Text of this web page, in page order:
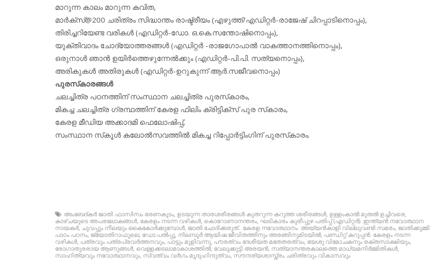
മാറുന്ന കാലം മാറുന്ന കവിത,
മാര്‍ക്‌സ്@200 ചരിത്രം സിദ്ധാന്തം രാഷ്ട്രീയം (എഴുത്ത്/എഡിറ്റര്‍-രാജേഷ് ചിറപ്പാടിനൊപ്പം),
തിരിച്ചറിയേണ്ട വരികള്‍ (എഡിറ്റര്‍-ഡോ. ഒ.കെ.സന്തോഷിനൊപ്പം),
യുക്തിവാദം ചോദ്യോത്തരങ്ങള്‍ (എഡിറ്റര്‍ -രാജഗോപാല്‍ വാകത്താനത്തിനൊപ്പം),
ഒരുനാള്‍ ഞാന്‍ ഉയിര്‍ത്തെഴുന്നേല്‍ക്കും (എഡിറ്റര്‍-പി.പി. സത്യനൊപ്പം),
അരികുകള്‍ അതിരുകള്‍ (എഡിറ്റര്‍-ഉറുകുന്ന് ആര്‍.സജീവനൊപ്പം)
പുരസ്‌കാരങ്ങള്‍
ചലച്ചിത്ര പഠനത്തിന് സംസ്ഥാന ചലച്ചിത്ര പുരസ്‌കാരം,
മികച്ച ചലച്ചിത്ര ഗ്രന്ഥത്തിന് കേരള ഫിലിം ക്രിട്ടിക്‌സ് പുര സ്‌കാരം,
കേരള മീഡിയ അക്കാദമി ഫെലോഷിപ്പ്,
സംസ്ഥാന സ്‌കൂള്‍ കലോല്‍സവത്തില്‍ മികച്ച റിപ്പോര്‍ട്ടിംഗിന് പുരസ്‌കാരം.
അംബേദ്കര്‍ ജാതി ഫാസിസം ഭരണകൂടം, ഉടയുന്ന താരശരീരങ്ങള്‍ കുതറുന്ന കറുത്ത ശരീരങ്ങള്‍, ഉള്ളംകാല്‍ മുതല്‍ ഉച്ചിവരെ,
കാഴ്ചയുടെ അപരലോകങ്ങള്‍, കേരളം നടന്ന വഴികള്‍, കൊറോണാനന്തരം, ഘടികാരം കുരീപ്പുഴ പതിപ്പ് (എഡിറ്റര്‍). ഇന്ത്യന്‍ നവോത്ഥാന
നായകര്‍, ചുവപ്പും നീലയും കൈകോര്‍ക്കുമ്പോള്‍, ജാതി ചോദിക്കരുത്. കേരള നവോത്ഥാനം അയ്യന്‍കാളി വില്ലുവണ്ടി സമരം, ജാതിക്കുമ്മി
പാഠം പഠനം, ജ്യോതിറാഫൂലെ, ഡോ.പല്‍പ്പു, നിലമ്പൂര്‍ ആയിഷ ജീവിതത്തിനും അരങ്ങിനുമിടയില്‍, പണ്ഡിറ്റ് കറുപ്പന്‍. കേരളം നടന്ന
വഴികള്‍, പത്രവും പത്രപ്രവര്‍ത്തനവും, പാട്ടും മുളിവന്നു, പൗരത്വം ദേശീയത മതേതരത്വം, യേശു വിമോചകനും രക്തസാക്ഷിയും,
രോഗാതുരരായ ആണുങ്ങള്‍, വെള്ളക്കടലാമാകാശത്തില്‍, വേലുക്കുട്ടി അരയന്‍, സത്യാനന്തരകാലത്തെ മാധ്യമനിര്‍മ്മിതികള്‍,
സാഹിത്യവും നവോത്ഥാനവും, സ്വത്വം വര്‍ഗം മൃദുഹിന്ദുത്വം, സൗന്ദര്യശാസ്ത്രം ചരിത്രവും വികാസവും